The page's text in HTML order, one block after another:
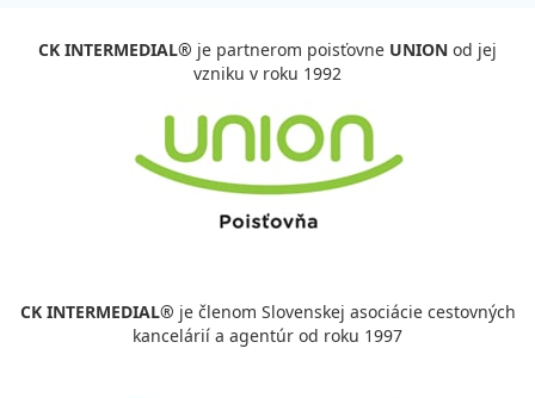
CK INTERMEDIAL® je partnerom poisťovne UNION od jej
vzniku v roku 1992
CK INTERMEDIAL® je členom Slovenskej asociácie cestovných
kancelárií a agentúr od roku 1997